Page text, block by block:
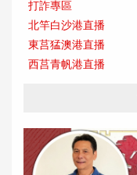
打詐專區
北竿白沙港直播
東莒猛澳港直播
西莒青帆港直播